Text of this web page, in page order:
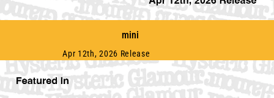
mini
Apr 12th, 2026 Release